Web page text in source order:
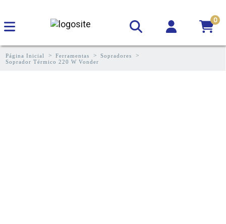
0
Página Inicial Ferramentas
Sopradores
Soprador Térmico 220 W Vonder